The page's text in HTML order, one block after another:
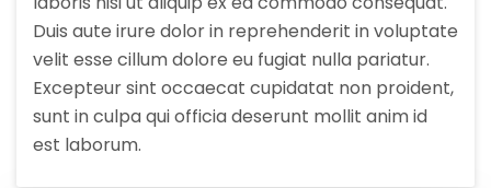
Duis aute irure dolor in reprehenderit in voluptate
velit esse cillum dolore eu fugiat nulla pariatur.
Excepteur sint occaecat cupidatat non proident,
sunt in culpa qui officia deserunt mollit anim id
est laborum.